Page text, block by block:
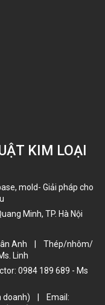
KIM LOẠI
mold- Giải pháp cho
Minh, TP. Hà Nội
Vân Anh | Thép/nhôm/
Linh
0984 189 689 - Ms
doanh) | Email: